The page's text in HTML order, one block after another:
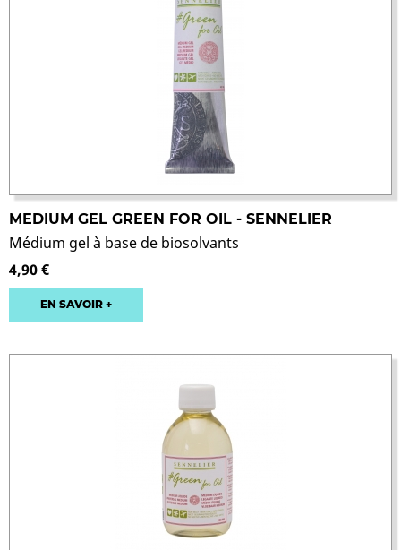
MEDIUM GEL GREEN FOR OIL - SENNELIER
Médium gel à base de biosolvants
4,90 €
EN SAVOIR +